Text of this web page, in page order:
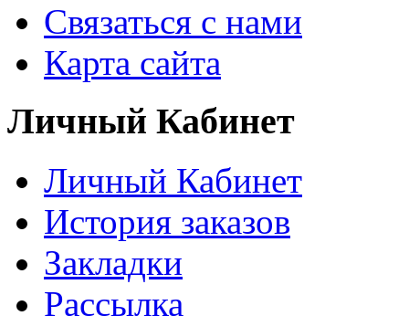
Связаться с нами
Карта сайта
Личный Кабинет
Личный Кабинет
История заказов
Закладки
Рассылка